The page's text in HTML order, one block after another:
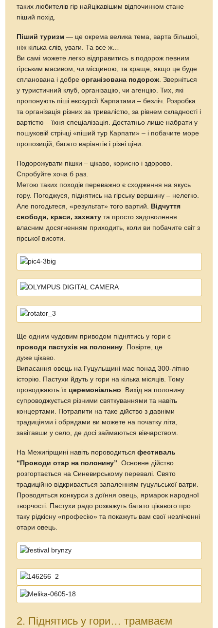
таких любителів гір найцікавішим відпочинком стане
піший похід.
Піший туризм — це окрема велика тема, варта більшої,
ніж кілька слів, уваги. Та все ж…
Ви самі можете легко відправитись в подорож певним
гірським масивом, чи місциною, та краще, якщо це буде
спланована і добреорганізована подорож . Зверніться
у туристичний клуб, організацію, чи агенцію. Тих, які
пропонують піші екскурсії Карпатами – безліч. Розробка
та організація різних за тривалістю, за рівнем складності і
вартістю – їхня спеціалізація. Достатньо лише набрати у
пошуковій стрічці «піший тур Карпати» – і побачите море
пропозицій, багато варіантів і різні ціни.
Подорожувати пішки – цікаво, корисно і здорово.
Спробуйте хоча б раз.
Метою таких походів переважно є сходження на якусь
гору. Погоджуся, піднятись на гірську вершину – нелегко.
Але погодьтеся, «результат» того вартий. Відчуття
свободи, краси, захвату та просто задоволення
власним досягненням приходить, коли ви побачите світ з
гірської висоти.
Ще одним чудовим приводом піднятись у гори є
проводи пастухів на полонину. Повірте, це
дуже цікаво.
Випасання овець на Гуцульщині має понад 300-літню
історію. Пастухи йдуть у гори на кілька місяців. Тому
проводжають їх церемоніально. Вихід на полонину
супроводжується різними святкуваннями та навіть
концертами. Потрапити на таке дійство з давніми
традиціями і обрядами ви можете на початку літа,
завітавши у село, де досі займаються вівчарством.
На Межигірщині навіть пороводитьсяфестиваль
“Проводи отар на полонину”. Основне дійство
розгортається на Синевирському перевалі. Свято
традиційно відкривається запаленням гуцульської ватри.
Проводяться конкурси з доїння овець, ярмарок народної
творчості. Пастухи радо розкажуть багато цікавого про
таку рідкісну «професію» та покажуть вам свої незліченні
отари овець.
2. Піднятись у гори… трамваєм